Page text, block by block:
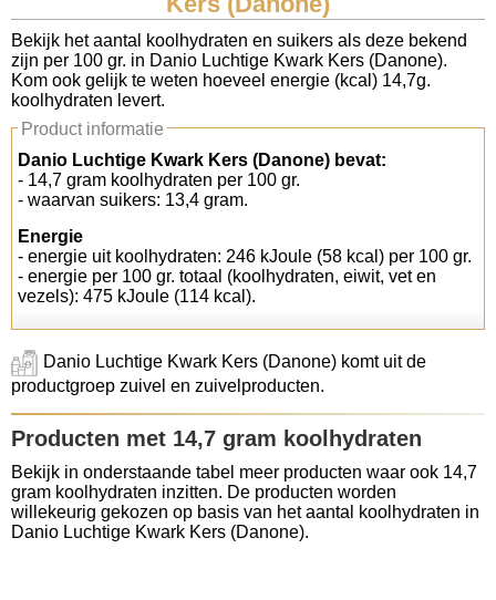
Koolhydraten tellen
Links
Bekijk het aantal koolhydraten en suikers als deze bekend
zijn per 100 gr. in Danio Luchtige Kwark Kers (Danone).
Kom ook gelijk te weten hoeveel energie (kcal) 14,7g.
koolhydraten levert.
Product informatie
Danio Luchtige Kwark Kers (Danone) bevat:
- 14,7 gram koolhydraten per 100 gr.
- waarvan suikers: 13,4 gram.
Energie
- energie uit koolhydraten: 246 kJoule (58 kcal) per 100 gr.
- energie per 100 gr. totaal (koolhydraten, eiwit, vet en
vezels): 475 kJoule (114 kcal).
Danio Luchtige Kwark Kers (Danone) komt uit de
productgroep zuivel en zuivelproducten.
Producten met 14,7 gram koolhydraten
Bekijk in onderstaande tabel meer producten waar ook 14,7
gram koolhydraten inzitten. De producten worden
willekeurig gekozen op basis van het aantal koolhydraten in
Danio Luchtige Kwark Kers (Danone).